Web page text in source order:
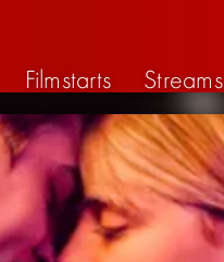
Filmstarts Streams